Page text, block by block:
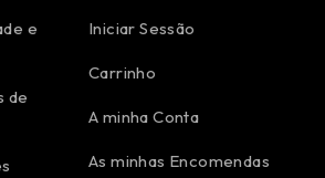
e
de
Iniciar Sessão
Carrinho
A minha Conta
As minhas Encomendas